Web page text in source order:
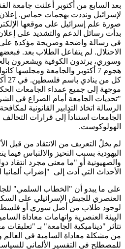
بعد السابع من أكتوبر أعلنت جامعة
لإسرائيل ونددت بهجمات حماس.
صورة علم إسرائيل على موقعها
بدأت رسائل الدعم والتشديد على
في رسالة واضحة وصريحة مؤكدة
الاحتلال. لم يتفاعل الطلاب بعد.
وسوري، يرتدون الكوفية ويشعرون
هجوم 7 أكتوبر والجامعة ومجلسها
موجهة إلى جميع عمداء الجامعات
"تحديات الجامعة أمام الصراع في
الرسالة اتخاذ التدابير القانونية
الجامعات استناداً إلى قرارات
الهولوكوست.
لم يخلُ التعريف من الانتقاد من قبل
اليهودية بسبب التحيز والالتباس فيما
والصهيونية أو "ما معنى مجرد انتقاد
الأحداث التي أدت إلى "إضراب ألمانيا
على ما يبدو أن "الخطاب السلمي"
العنصري للجيش الإسرائيلي على
لوجود طلاب من أصل سوري أو
البيئة العنصرية واتهامات معاداة
تتأثر "ديناميكية الجامعة" بـ "تعليقات
من مشكلة معاداة السامية في العالم
للمصطلح في التفسير الألماني